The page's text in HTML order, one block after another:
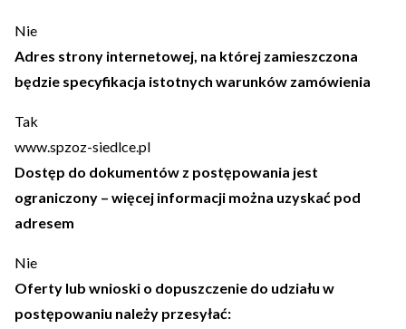
Nie
Adres strony internetowej, na której zamieszczona
będzie specyfikacja istotnych warunków zamówienia
Tak
www.spzoz-siedlce.pl
Dostęp do dokumentów z postępowania jest
ograniczony – więcej informacji można uzyskać pod
adresem
Nie
Oferty lub wnioski o dopuszczenie do udziału w
postępowaniu należy przesyłać: